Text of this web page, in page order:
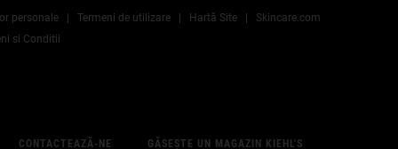
personale Termeni de utilizare Hartă Site
Skincare.com
si Conditii
CONTACTEAZĂ-NE GĂSEȘTE UN MAGAZIN KIEHL'S